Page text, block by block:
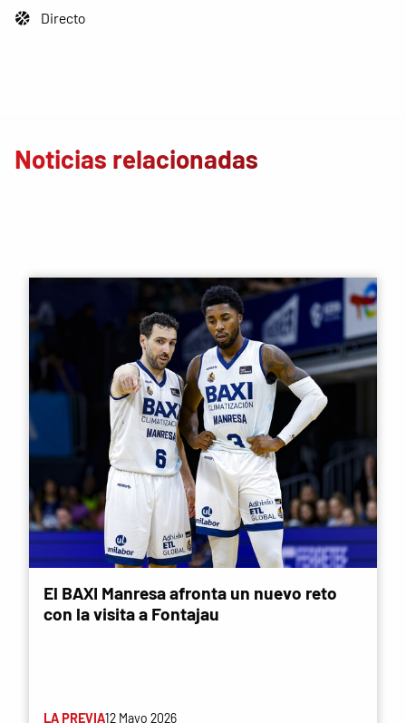
Directo
Noticias relacionadas
El BAXI Manresa afronta un nuevo reto
con la visita a Fontajau
LA PREVIA12 Mayo 2026